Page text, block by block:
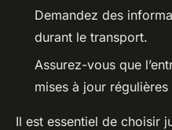
Demandez des
durant le transport.
Assurez-vous que
mises à jour
Il est essentiel de choisir